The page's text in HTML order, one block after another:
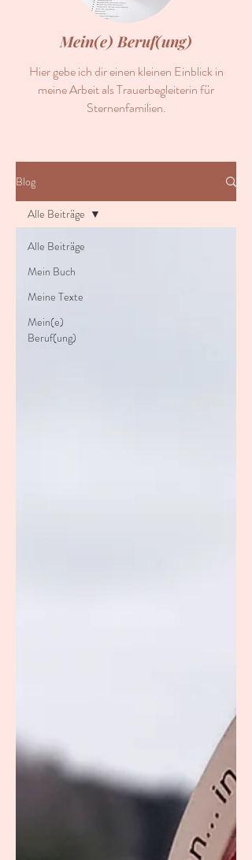
Mein(e) Beruf(ung)
Hier gebe ich dir einen kleinen Einblick in
meine Arbeit als Trauerbegleiterin für
Sternenfamilien.
Blog
Alle Beiträge
Mein Buch
Meine Texte
Mein(e)
Beruf(ung)
Alle Beiträge